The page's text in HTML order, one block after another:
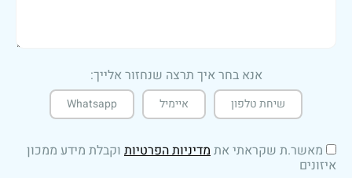
אנא בחר איך תרצה שנחזור אלייך:
שיחת טלפון איימיל Whatsapp
מאשר.ת שקראתי את מדיניות הפרטיות וקבלת מידע ממכון
איזונים